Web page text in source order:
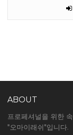
ABOUT
프로페셔널을 위한
"오마이래쉬"입니다.